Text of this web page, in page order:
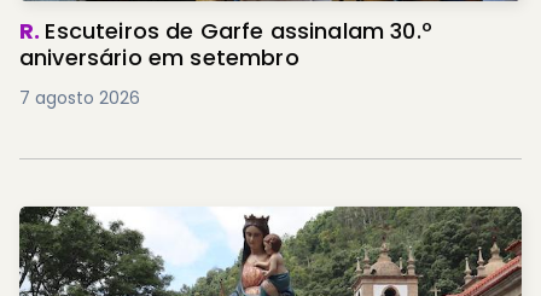
R. Escuteiros de Garfe assinalam 30.º
aniversário em setembro
7 agosto 2026